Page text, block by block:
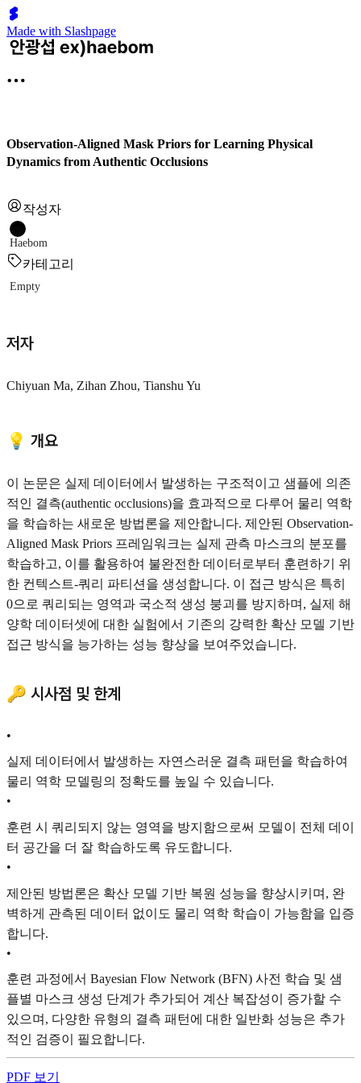
Made with Slashpage
Observation-Aligned Mask Priors for Learning Physical
Dynamics from Authentic Occlusions
작성자
Haebom
카테고리
Empty
저자
Chiyuan Ma, Zihan Zhou, Tianshu Yu
💡 개요
이 논문은 실제 데이터에서 발생하는 구조적이고 샘플에 의존
적인 결측(authentic occlusions)을 효과적으로 다루어 물리 역학
을 학습하는 새로운 방법론을 제안합니다. 제안된 Observation-
Aligned Mask Priors 프레임워크는 실제 관측 마스크의 분포를
학습하고, 이를 활용하여 불완전한 데이터로부터 훈련하기 위
한 컨텍스트-쿼리 파티션을 생성합니다. 이 접근 방식은 특히
0으로 쿼리되는 영역과 국소적 생성 붕괴를 방지하며, 실제 해
양학 데이터셋에 대한 실험에서 기존의 강력한 확산 모델 기반
접근 방식을 능가하는 성능 향상을 보여주었습니다.
🔑 시사점 및 한계
•
실제 데이터에서 발생하는 자연스러운 결측 패턴을 학습하여
물리 역학 모델링의 정확도를 높일 수 있습니다.
•
훈련 시 쿼리되지 않는 영역을 방지함으로써 모델이 전체 데이
터 공간을 더 잘 학습하도록 유도합니다.
•
제안된 방법론은 확산 모델 기반 복원 성능을 향상시키며, 완
벽하게 관측된 데이터 없이도 물리 역학 학습이 가능함을 입증
합니다.
•
훈련 과정에서 Bayesian Flow Network (BFN) 사전 학습 및 샘
플별 마스크 생성 단계가 추가되어 계산 복잡성이 증가할 수
있으며, 다양한 유형의 결측 패턴에 대한 일반화 성능은 추가
적인 검증이 필요합니다.
PDF 보기